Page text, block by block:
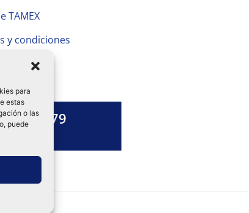
para
estas
o las
puede
TAMEX
y condiciones
13 79
Linkedin-